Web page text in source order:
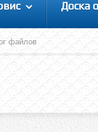
Доска
файлов